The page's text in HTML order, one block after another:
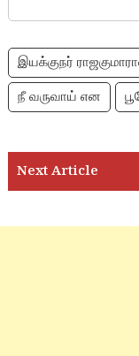
இயக்குநர்
நீ வருவாய் என